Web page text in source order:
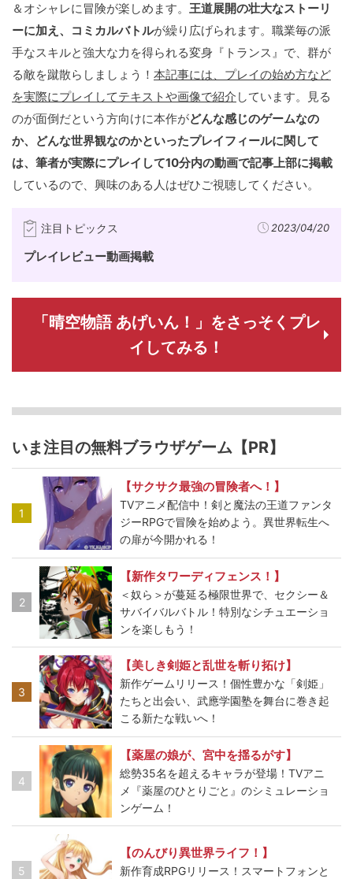
＆オシャレに冒険が楽しめます。 王道展開の壮大なストーリ
ーに加え、コミカルバトルが繰り広げられます。職業毎の派
手なスキルと強大な力を得られる変身『トランス』で、群が
る敵を蹴散らしましょう！ 本記事には、プレイの始め方など
を実際にプレイしてテキストや画像で紹介 しています。見る
のが面倒だという方向けに本作がどんな感じのゲームなの
か、どんな世界観なのかといったプレイフィールに関して
は、筆者が実際にプレイして10分内の動画で記事上部に掲載
しているので、興味のある人はぜひご視聴してください。
注目トピックス 2023/04/20
プレイレビュー動画掲載
「晴空物語 あげいん！」をさっそくプレ
イしてみる！
いま注目の無料ブラウザゲーム【PR】
1
【サクサク最強の冒険者へ！】
TVアニメ配信中！剣と魔法の王道ファンタ
ジーRPGで冒険を始めよう。異世界転生へ
の扉が今開かれる！
2
【新作タワーディフェンス！】
＜奴ら＞が蔓延る極限世界で、セクシー＆
サバイバルバトル！特別なシチュエーショ
ンを楽しもう！
3
【美しき剣姫と乱世を斬り拓け】
新作ゲームリリース！個性豊かな「剣姫」
たちと出会い、武應学園塾を舞台に巻き起
こる新たな戦いへ！
4
【薬屋の娘が、宮中を揺るがす】
総勢35名を超えるキャラが登場！TVアニ
メ『薬屋のひとりごと』のシミュレーショ
ンゲーム！
5
【のんびり異世界ライフ！】
新作育成RPGリリース！スマートフォンと